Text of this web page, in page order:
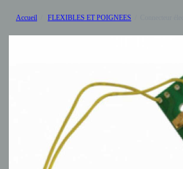
Accueil FLEXIBLES ET POIGNEES